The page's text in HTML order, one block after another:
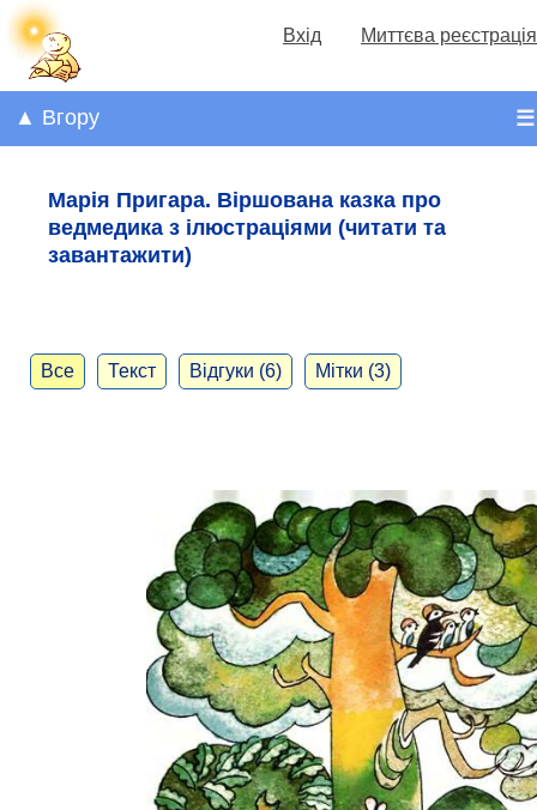
Вхід Миттєва реєстрація
☰
▲ Вгору
Марія Пригара. Віршована казка про
ведмедика з ілюстраціями (читати та
завантажити)
Все Текст Відгуки (6) Мітки (3)